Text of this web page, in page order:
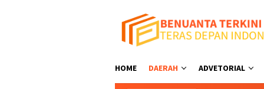
HOME DAERAH ADVETORIAL